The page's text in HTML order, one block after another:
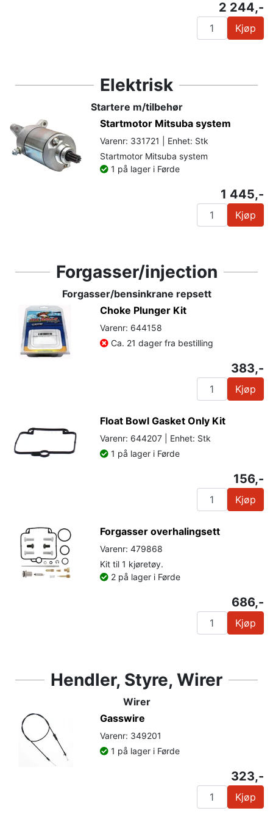
2 244,-
Kjøp
Elektrisk
Startere m/tilbehør
Startmotor Mitsuba system
Varenr: 331721 | Enhet: Stk
Startmotor Mitsuba system
1 på lager i Førde
1 445,-
Kjøp
Forgasser/injection
Forgasser/bensinkrane repsett
Choke Plunger Kit
Varenr: 644158
Ca. 21 dager fra bestilling
383,-
Kjøp
Float Bowl Gasket Only Kit
Varenr: 644207 | Enhet: Stk
1 på lager i Førde
156,-
Kjøp
Forgasser overhalingsett
Varenr: 479868
Kit til 1 kjøretøy.
2 på lager i Førde
686,-
Kjøp
Hendler, Styre, Wirer
Wirer
Gasswire
Varenr: 349201
1 på lager i Førde
323,-
Kjøp